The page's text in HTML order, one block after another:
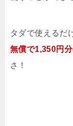
タダで使えるだ
無償で1,350円
さ！